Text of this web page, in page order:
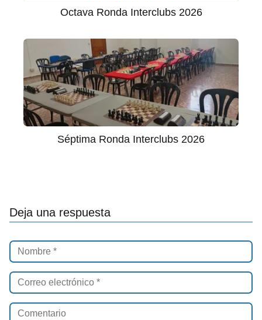
Octava Ronda Interclubs 2026
Séptima Ronda Interclubs 2026
Deja una respuesta